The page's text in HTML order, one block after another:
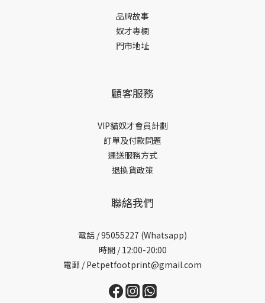
品牌故事
奴才專欄
門市地址
顧客服務
VIP貓奴才會員計劃
訂單及付款問題
運送服務方式
退換貨政策
聯絡我們
電話 /95055227 (Whatsapp)
時間 / 12:00-20:00
電郵 / Petpetfootprint@gmail.com